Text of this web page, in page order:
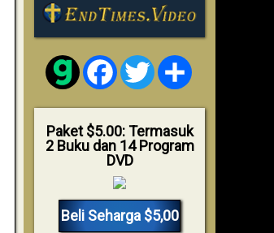
FacebookTwitter
Paket $5.00: Termasuk
2 Buku dan 14 Program
DVD
Beli Seharga $5,00